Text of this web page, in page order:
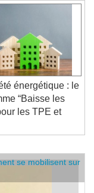
énergétique : le
“Baisse les
les TPE et
se mobilisent sur